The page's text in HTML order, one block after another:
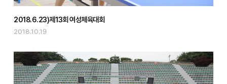
2018.6.23)제13회 여성체육대회
2018.10.19